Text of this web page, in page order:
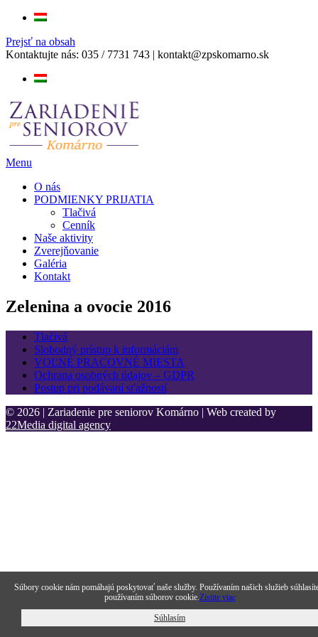
Prejsť na obsah
Kontaktujte nás: 035 / 7731 743 | kontakt@zpskomarno.sk
Menu
O nás
PODMIENKY PRIJATIA
Tlačivá
Cenník
Naše aktivity
Zverejňovanie
Galéria
Kontakt
Zelenina a ovocie 2016
Tlačivá
Slobodný prístup k informáciám
VOĽNÉ PRACOVNÉ MIESTA
Ochrana osobných údajov – GDPR
Postup pri podávaní sťažností
© 2026 | Zariadenie pre seniorov Komárno | Web created by
22Media digital agency
Súbory cookie nám pomáhajú poskytovať naše služby. Používaním našich služieb
používaním súborov cookie.Zistite viac
Súhlasím